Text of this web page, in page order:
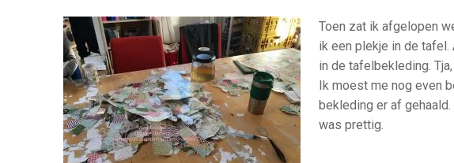
Toen zat ik afgelopen
ik een plekje in de
in de tafelbekleding.
Ik moest me nog even
bekleding er af
was prettig.